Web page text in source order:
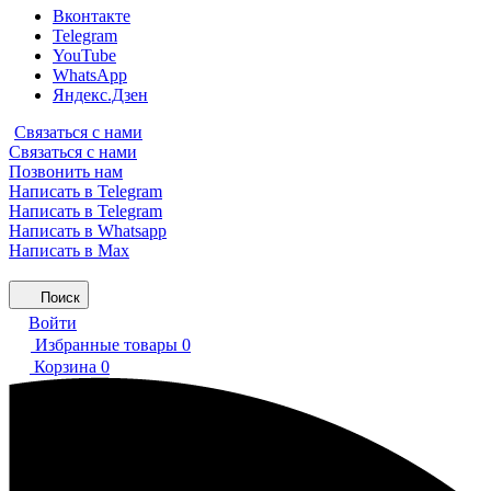
Вконтакте
Telegram
YouTube
WhatsApp
Яндекс.Дзен
Связаться с нами
Связаться с нами
Позвонить нам
Написать в Telegram
Написать в Telegram
Написать в Whatsapp
Написать в Max
Поиск
Войти
Избранные товары 0
Корзина 0